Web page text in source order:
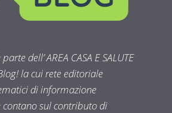
dell’ AREA CASA E SALUTE
la cui rete editoriale
di informazione
contano sul contributo di